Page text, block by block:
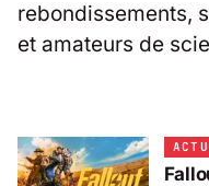
rebondissements,
et amateurs de